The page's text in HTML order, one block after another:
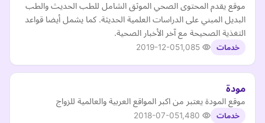
موقع يقدم المحتوى الصحي الموثق الشامل للطب الحديث والطب
البديل المبني على الدراسات العلمية الحديثة. كما يشمل أيضا قواعد
التغذية الصحيحة مع آخر الأخبار الصحية.
خدمات 2019-12-05
مودة
موقع المودة يعتبر من اكبر المواقع العربية والعالمية للزواج
خدمات 2018-07-05